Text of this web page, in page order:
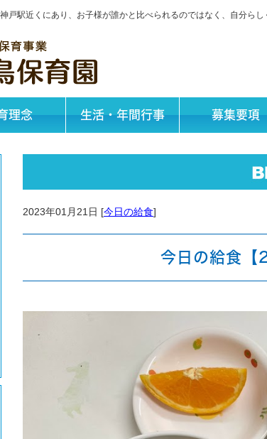
戸駅近くにあり、お子様が誰かと比べられるのではなく、自分らし
理念 生活・年間行事 募集要項
2023年01月21日 [今日の給食]
今日の給食